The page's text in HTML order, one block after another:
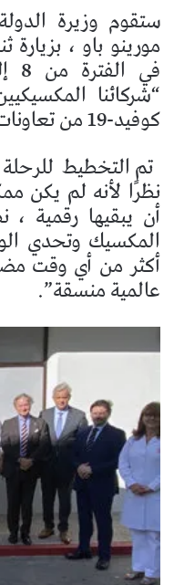
ستقوم وزيرة
مورينو باو ،
“شركائنا
كوفيد-19 من تعاونات البلدين.
تم التخطيط
نظرًا لأنه لم يكن
أن يبقيها رقمية ،
المكسيك وتحدي
أكثر من أي وقت
عالمية منسقة”.